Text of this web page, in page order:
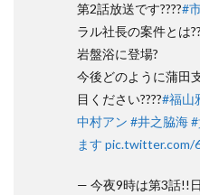
第2話放送です????#
ラル社長の案件とは??
岩盤浴に登場?
今後どのように蒲田
目ください????#福山
中村アン #井之脇海
ます pic.twitter.com/
— 今夜9時は第3話!!